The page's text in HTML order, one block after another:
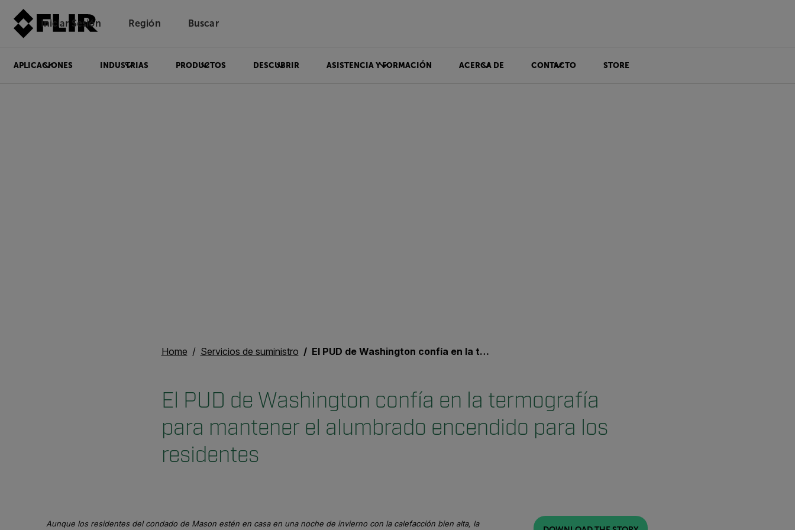
Iniciar Sesión Región Buscar
APLICACIONES INDUSTRIAS PRODUCTOS DESCUBRIR ASISTENCIA Y FORMACIÓN ACERCA DE CONTACTO STORE
Home Servicios de suministro El PUD de Washington confía en la termografía para mantener el alumbrado encendido para los residentes
El PUD de Washington confía en la termografía
para mantener el alumbrado encendido para los
residentes
Aunque los residentes del condado de Mason estén en casa en una noche de invierno con la calefacción bien alta, la